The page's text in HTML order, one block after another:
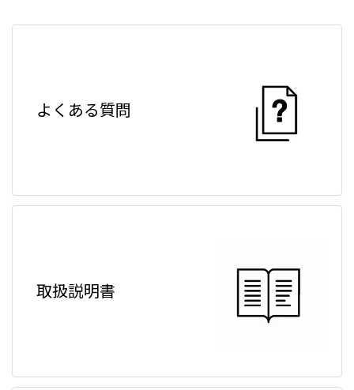
よくある質問
取扱説明書